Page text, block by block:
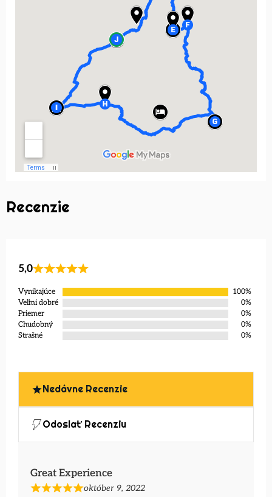
Recenzie
5,0
Vynikajúce
100%
Veľmi dobré
0%
Priemer
0%
Chudobný
0%
Strašné
0%
Nedávne Recenzie
Odoslať Recenziu
Great Experience
október 9, 2022